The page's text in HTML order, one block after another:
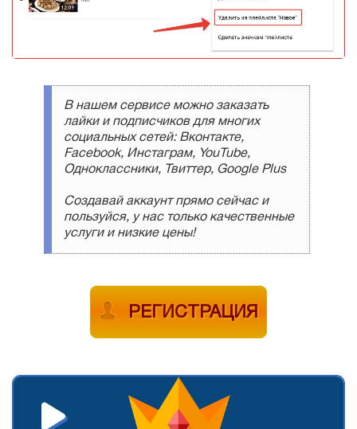
В нашем сервисе можно заказать
лайки и подписчиков для многих
социальных сетей: Вконтакте,
Facebook, Инстаграм, YouTube,
Одноклассники, Твиттер, Google Plus
Создавай аккаунт прямо сейчас и
пользуйся, у нас только качественные
услуги и низкие цены!
РЕГИСТРАЦИЯ